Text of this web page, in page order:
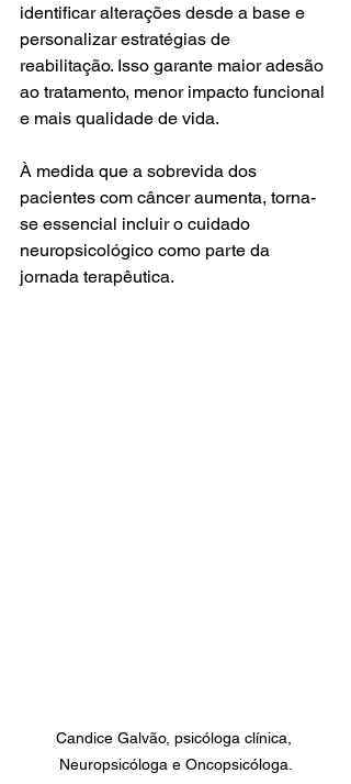
identificar alterações desde a base e
personalizar estratégias de
reabilitação. Isso garante maior adesão
ao tratamento, menor impacto funcional
e mais qualidade de vida.
À medida que a sobrevida dos
pacientes com câncer aumenta, torna-
se essencial incluir o cuidado
neuropsicológico como parte da
jornada terapêutica.
Candice Galvão, psicóloga clínica,
Neuropsicóloga e Oncopsicóloga.